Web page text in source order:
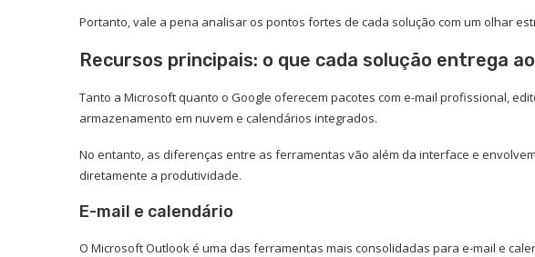
Portanto, vale a pena analisar os pontos fortes de cada solução com um olhar
Recursos principais: o que cada solução entrega
Tanto a Microsoft quanto o Google oferecem pacotes com e-mail profissional,
armazenamento em nuvem e calendários integrados.
No entanto, as diferenças entre as ferramentas vão além da interface e
diretamente a produtividade.
E-mail e calendário
O Microsoft Outlook é uma das ferramentas mais consolidadas para e-mail e